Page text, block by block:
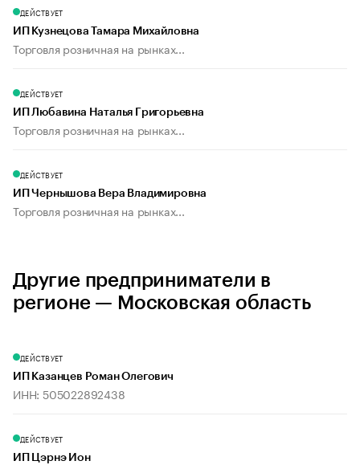
ДЕЙСТВУЕТ
ИП Кузнецова Тамара Михайловна
Торговля розничная на рынках...
ДЕЙСТВУЕТ
ИП Любавина Наталья Григорьевна
Торговля розничная на рынках...
ДЕЙСТВУЕТ
ИП Чернышова Вера Владимировна
Торговля розничная на рынках...
Другие предприниматели в
регионе — Московская область
ДЕЙСТВУЕТ
ИП Казанцев Роман Олегович
ИНН: 505022892438
ДЕЙСТВУЕТ
ИП Цэрнэ Ион